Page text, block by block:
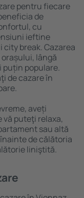
pentru fiecare
de
cu
ieftine
break. Cazarea
lângă
puțin populare.
de cazare în
aveți
vă puteţi relaxa,
sau altă
de călătoria
liniştită.